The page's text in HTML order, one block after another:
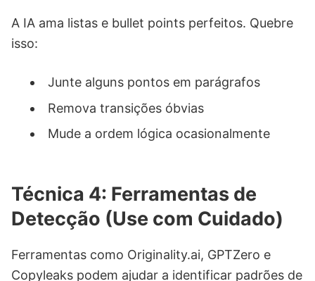
A IA ama listas e bullet points perfeitos. Quebre
isso:
Junte alguns pontos em parágrafos
Remova transições óbvias
Mude a ordem lógica ocasionalmente
Técnica 4: Ferramentas de
Detecção (Use com Cuidado)
Ferramentas como Originality.ai, GPTZero e
Copyleaks podem ajudar a identificar padrões de